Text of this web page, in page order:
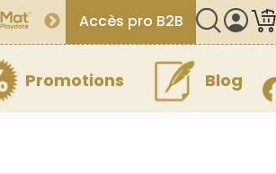
Accès pro B2B
Promotions Blog